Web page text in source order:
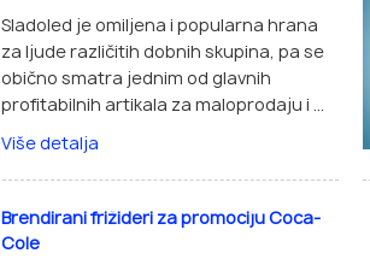
Sladoled je omiljena i popularna hrana
za ljude različitih dobnih skupina, pa se
obično smatra jednim od glavnih
profitabilnih artikala za maloprodaju i ...
Više detalja
Brendirani frižideri za promociju Coca-
Cole